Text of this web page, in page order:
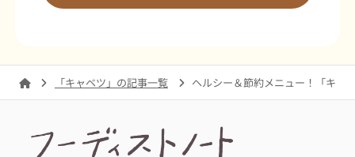
「キャベツ」の記事一覧 ヘルシー＆節約メニュー！「キャ